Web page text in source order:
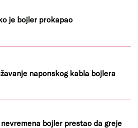
je bojler prokapao
naponskog kabla bojlera
bojler prestao da greje